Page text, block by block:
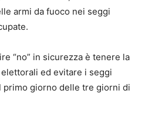
armi da fuoco nei seggi
“no” in sicurezza è tenere la
ed evitare i seggi
giorno delle tre giorni di